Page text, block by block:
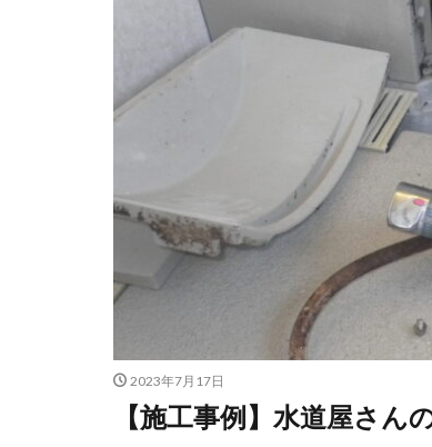
2023年7月17日
【施工事例】水道屋さん